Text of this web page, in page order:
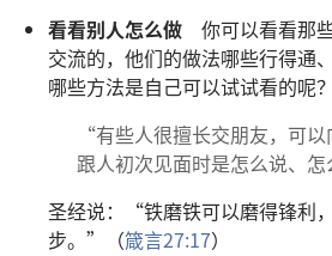
看看别人怎么做 你可以看看那
交流的，他们的做法哪些行得通
哪些方法是自己可以试试看的呢？
“有些人很擅长交朋友，可
跟人初次见面时是怎么说、
圣经说：“铁磨铁可以磨得锋利
步。”（箴言27:17）